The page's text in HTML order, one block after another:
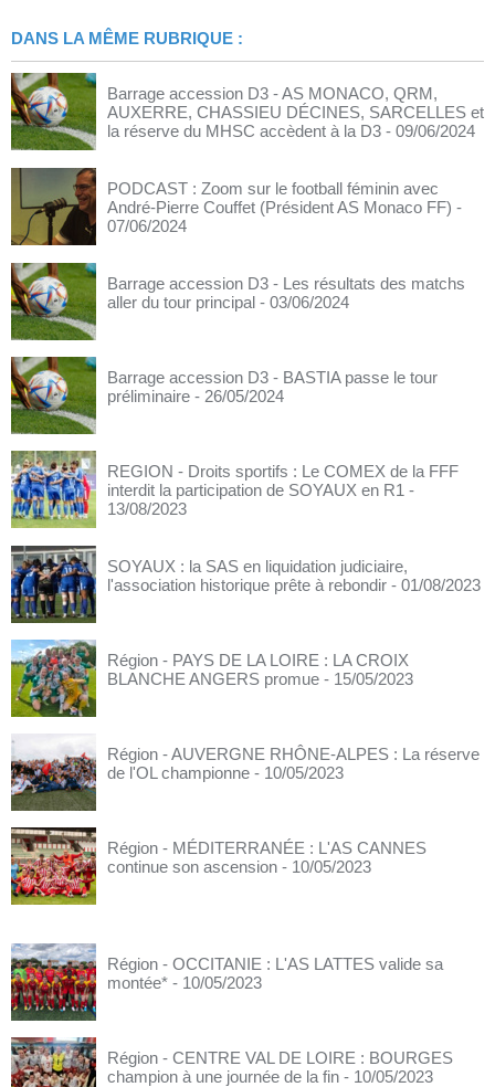
DANS LA MÊME RUBRIQUE :
Barrage accession D3 - AS MONACO, QRM,
AUXERRE, CHASSIEU DÉCINES, SARCELLES et
la réserve du MHSC accèdent à la D3 - 09/06/2024
PODCAST : Zoom sur le football féminin avec
André-Pierre Couffet (Président AS Monaco FF) -
07/06/2024
Barrage accession D3 - Les résultats des matchs
aller du tour principal - 03/06/2024
Barrage accession D3 - BASTIA passe le tour
préliminaire - 26/05/2024
REGION - Droits sportifs : Le COMEX de la FFF
interdit la participation de SOYAUX en R1 -
13/08/2023
SOYAUX : la SAS en liquidation judiciaire,
l'association historique prête à rebondir - 01/08/2023
Région - PAYS DE LA LOIRE : LA CROIX
BLANCHE ANGERS promue - 15/05/2023
Région - AUVERGNE RHÔNE-ALPES : La réserve
de l'OL championne - 10/05/2023
Région - MÉDITERRANÉE : L'AS CANNES
continue son ascension - 10/05/2023
Région - OCCITANIE : L'AS LATTES valide sa
montée* - 10/05/2023
Région - CENTRE VAL DE LOIRE : BOURGES
champion à une journée de la fin - 10/05/2023